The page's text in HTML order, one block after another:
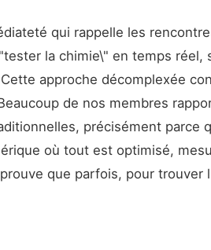
qui rappelle les
la chimie\" en temps réel,
approche décomplexée
de nos membres
précisément parce
où tout est optimisé,
que parfois, pour